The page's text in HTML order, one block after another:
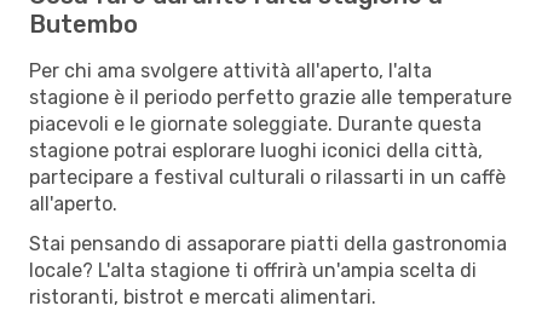
Butembo
Per chi ama svolgere attività all'aperto, l'alta
stagione è il periodo perfetto grazie alle temperature
piacevoli e le giornate soleggiate. Durante questa
stagione potrai esplorare luoghi iconici della città,
partecipare a festival culturali o rilassarti in un caffè
all'aperto.
Stai pensando di assaporare piatti della gastronomia
locale? L'alta stagione ti offrirà un'ampia scelta di
ristoranti, bistrot e mercati alimentari.